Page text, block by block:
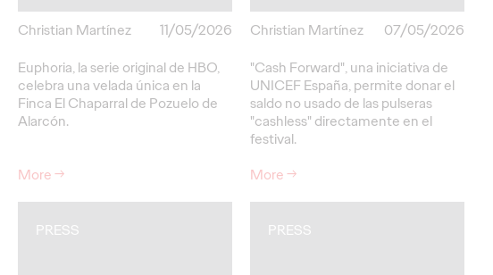
Christian Martínez
11/05/2026
Euphoria, la serie original de HBO,
celebra una velada única en la
Finca El Chaparral de Pozuelo de
Alarcón.
More→
Christian Martínez
07/05/2026
"Cash Forward", una iniciativa de
UNICEF España, permite donar el
saldo no usado de las pulseras
"cashless" directamente en el
festival.
More→
PRESS PRESS